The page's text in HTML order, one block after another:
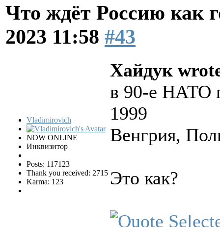
Что ждёт Россию как
2023 11:58 #43
Vladimirovich
NOW ONLINE
Инквизитор
Posts: 117123
Thank you received: 2715
Karma: 123
Хайдук
в 90-е НАТО
1999
Венгрия,
Это как?